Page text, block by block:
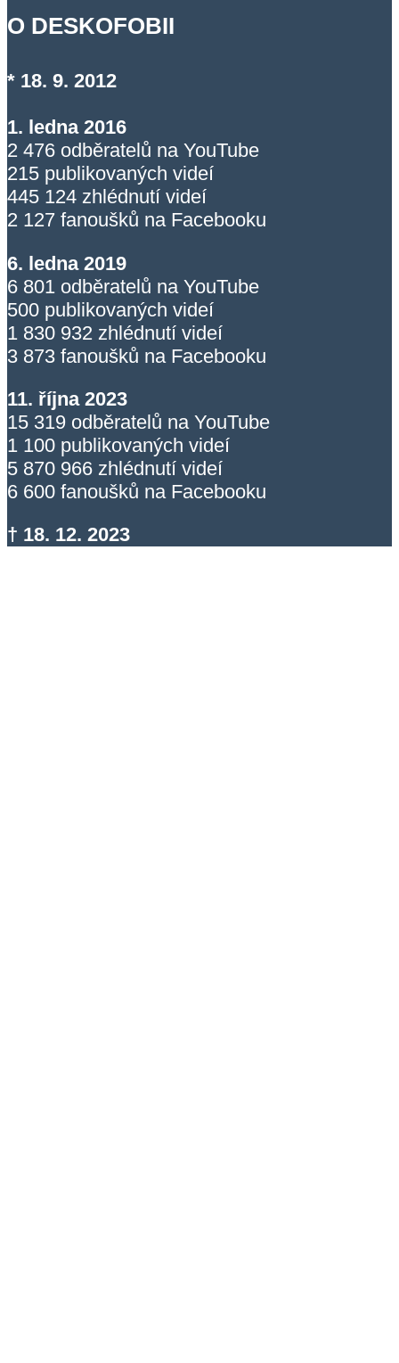
O DESKOFOBII
* 18. 9. 2012
1. ledna 2016
2 476 odběratelů na YouTube
215 publikovaných videí
445 124 zhlédnutí videí
2 127 fanoušků na Facebooku
6. ledna 2019
6 801 odběratelů na YouTube
500 publikovaných videí
1 830 932 zhlédnutí videí
3 873 fanoušků na Facebooku
11. října 2023
15 319 odběratelů na YouTube
1 100 publikovaných videí
5 870 966 zhlédnutí videí
6 600 fanoušků na Facebooku
† 18. 12. 2023